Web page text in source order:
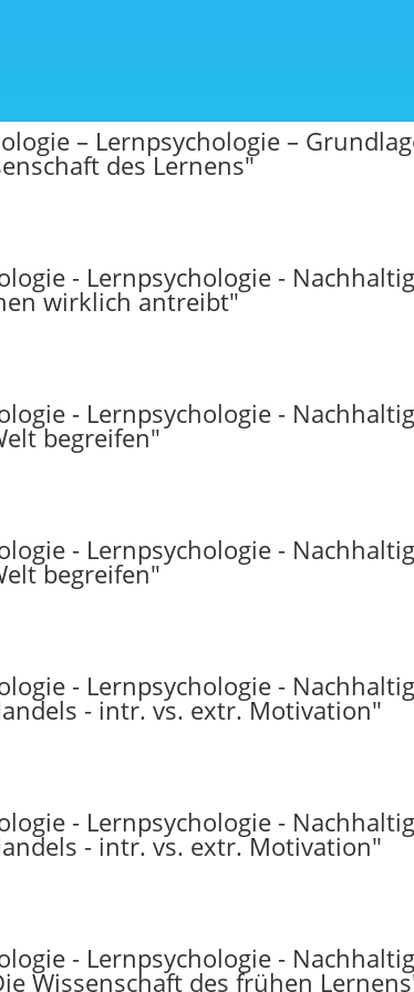
– Lernpsychologie –
des Lernens"
- Lernpsychologie -
wirklich antreibt"
- Lernpsychologie -
begreifen"
- Lernpsychologie -
begreifen"
- Lernpsychologie -
- intr. vs. extr. Motivation"
- Lernpsychologie -
- intr. vs. extr. Motivation"
- Lernpsychologie -
Wissenschaft des frühen